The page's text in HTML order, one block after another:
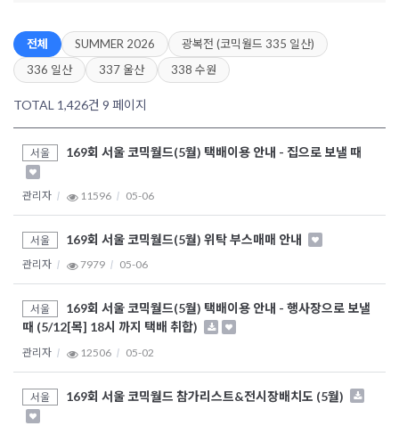
전체 SUMMER 2026
광복전 (코믹월드 335 일산)
336 일산
337 울산 338 수원
TOTAL 1,426건 9 페이지
서울 169회 서울 코믹월드(5월) 택배이용 안내 - 집으로 보낼 때
관리자 11596 05-06
서울 169회 서울 코믹월드(5월) 위탁 부스매매 안내
관리자 7979 05-06
서울
169회 서울 코믹월드(5월) 택배이용 안내 - 행사장으로 보낼
때 (5/12[목] 18시 까지 택배 취합)
관리자 12506 05-02
서울 169회 서울 코믹월드 참가리스트&전시장배치도 (5월)